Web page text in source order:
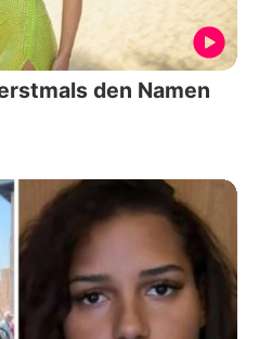
den Namen